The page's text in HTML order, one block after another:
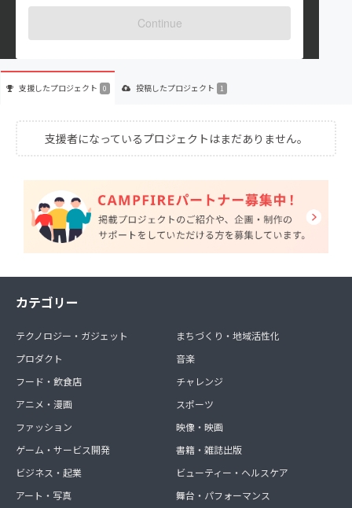
Continue
出身国：日本 出身地：未設定
支援したプロジェクト 0 投稿したプロジェクト 1
支援者になっているプロジェクトはまだありません。
カテゴリー
テクノロジー・ガジェット
プロダクト
フード・飲食店
アニメ・漫画
ファッション
ゲーム・サービス開発
ビジネス・起業
アート・写真
まちづくり・地域活性化
音楽
チャレンジ
スポーツ
映像・映画
書籍・雑誌出版
ビューティー・ヘルスケア
舞台・パフォーマンス